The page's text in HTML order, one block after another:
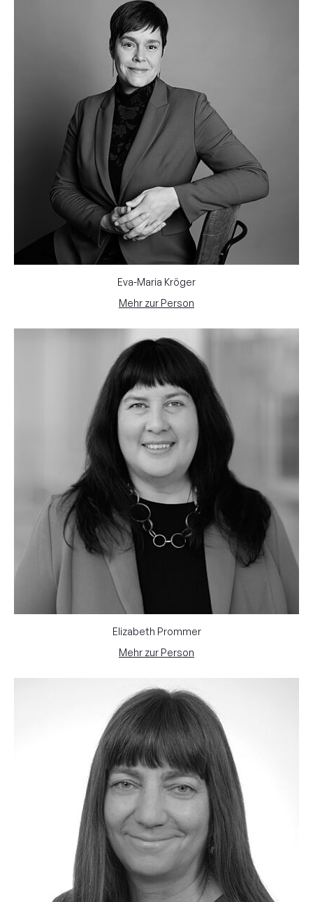
Eva-Maria Kröger
Mehr zur Person
Elizabeth Prommer
Mehr zur Person